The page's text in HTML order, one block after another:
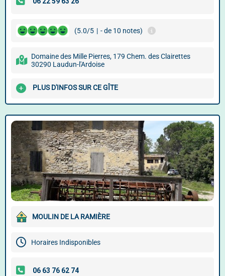
(5.0/5 | - de 10 notes)
Domaine des Mille Pierres, 179 Chem. des Clairettes
30290 Laudun-l'Ardoise
PLUS D'INFOS SUR CE GÎTE
MOULIN DE LA RAMIÈRE
Horaires Indisponibles